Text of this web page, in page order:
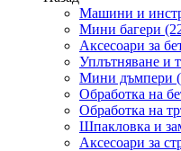
Машини и
Мини багери
Аксесоари за
Уплътняване и
Мини дъмпери
Обработка на
Обработка на
Шпакловка и
Аксесоари за